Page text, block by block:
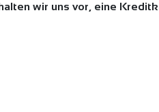
wir uns vor, eine